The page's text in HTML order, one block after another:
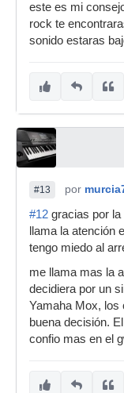
este es mi
rock te
sonido estaras
#13 por
#12 gracias por
llama la atención
tengo miedo al
me llama mas la
decidiera por un
Yamaha Mox, los
buena decisión.
confio mas en el